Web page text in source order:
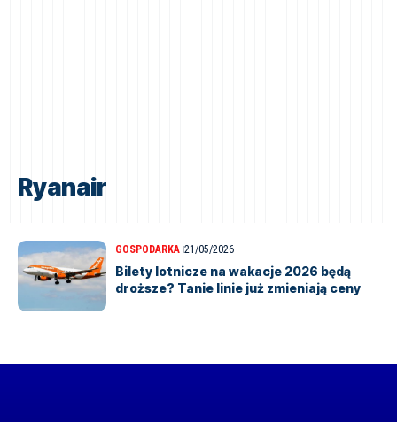
Ryanair
GOSPODARKA 21/05/2026
Bilety lotnicze na wakacje 2026 będą
droższe? Tanie linie już zmieniają ceny